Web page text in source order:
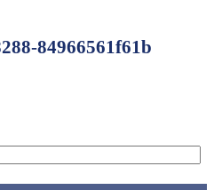
84966561f61b